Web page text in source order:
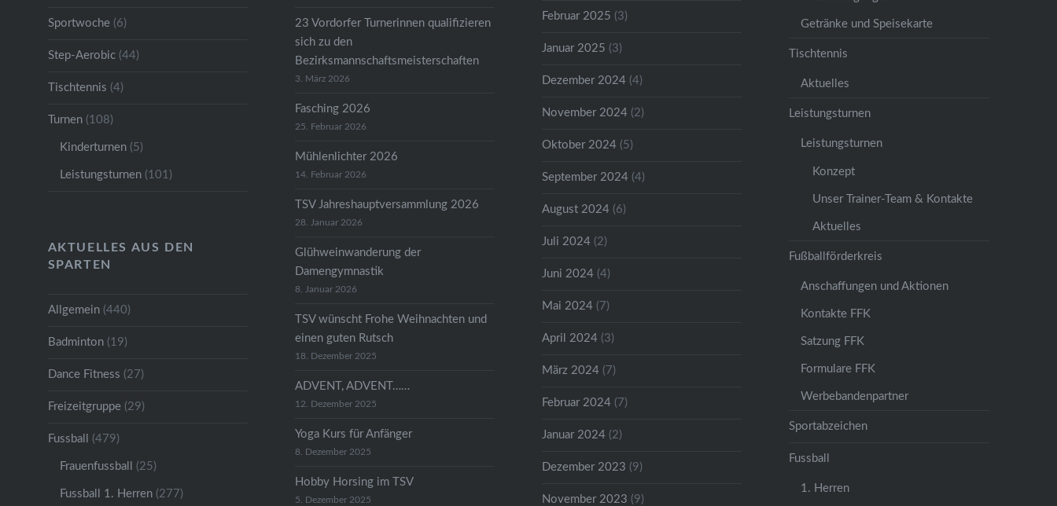
Sportwoche(6)
Step-Aerobic(44)
Tischtennis (4)
Turnen(108)
Kinderturnen(5)
Leistungsturnen(101)
23 Vordorfer Turnerinnen qualifizieren
sich zu den
Bezirksmannschaftsmeisterschaften
3. März 2026
Fasching 2026
25. Februar 2026
Mühlenlichter 2026
14. Februar 2026
TSV Jahreshauptversammlung 2026
28. Januar 2026
Glühweinwanderung der
Damengymnastik
8. Januar 2026
TSV wünscht Frohe Weihnachten und
einen guten Rutsch
18. Dezember 2025
ADVENT, ADVENT……
12. Dezember 2025
Yoga Kurs für Anfänger
8. Dezember 2025
Hobby Horsing im TSV
5. Dezember 2025
Februar 2025 (3)
Januar 2025 (3)
Dezember 2024 (4)
November 2024 (2)
Oktober 2024 (5)
September 2024 (4)
August 2024 (6)
Juli 2024 (2)
Juni 2024 (4)
Mai 2024 (7)
April 2024 (3)
März 2024 (7)
Februar 2024 (7)
Januar 2024 (2)
Dezember 2023 (9)
November 2023 (9)
Getränke und Speisekarte
Tischtennis
Aktuelles
Leistungsturnen
Leistungsturnen
Konzept
Unser Trainer-Team & Kontakte
Aktuelles
Fußballförderkreis
Anschaffungen und Aktionen
Kontakte FFK
Satzung FFK
Formulare FFK
Werbebandenpartner
Sportabzeichen
Fussball
1. Herren
AKTUELLES AUS DEN
SPARTEN
Allgemein(440)
Badminton(19)
Dance Fitness (27)
Freizeitgruppe(29)
Fussball (479)
Frauenfussball (25)
Fussball 1. Herren(277)